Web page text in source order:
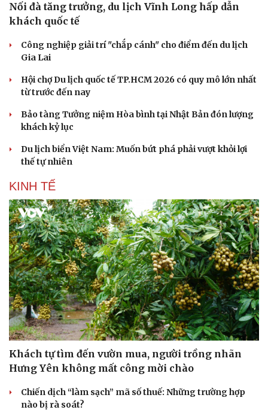
Nối đà tăng trưởng, du lịch Vĩnh Long hấp dẫn
khách quốc tế
Công nghiệp giải trí "chắp cánh" cho điểm đến du lịch
Gia Lai
Hội chợ Du lịch quốc tế TP.HCM 2026 có quy mô lớn nhất
từ trước đến nay
Bảo tàng Tưởng niệm Hòa bình tại Nhật Bản đón lượng
khách kỷ lục
Du lịch biển Việt Nam: Muốn bứt phá phải vượt khỏi lợi
thế tự nhiên
KINH TẾ
Khách tự tìm đến vườn mua, người trồng nhãn
Hưng Yên không mất công mời chào
Chiến dịch “làm sạch” mã số thuế: Những trường hợp
nào bị rà soát?